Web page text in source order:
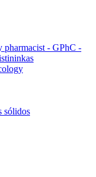
pharmacist - GPhC -
sólidos